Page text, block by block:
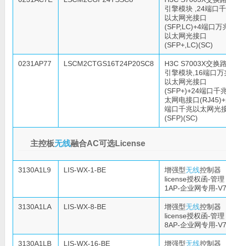
引擎模块 ,24端口
以太网光接口
(SFP,LC)+4端口万
以太网光接口
(SFP+,LC)(SC)
0231AP77 LSCM2CTGS16T24P20SC8
H3C S7003X交换
引擎模块,16端口万
以太网光接口
(SFP+)+24端口千
太网电接口
端口千兆以太网光
(SFP)(SC)
主控板无线融合AC可选License
3130A1L9 LIS-WX-1-BE 增强型无线控制器
license授权函-管理
1AP-企业网专用-
3130A1LA LIS-WX-8-BE 增强型无线控制器
license授权函-管理
8AP-企业网专用-
3130A1LB LIS-WX-16-BE 增强型无线控制器